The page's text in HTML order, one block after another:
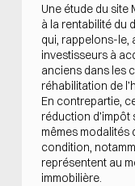
Une étude du site
à la rentabilité du
qui, rappelons-le,
investisseurs à
anciens dans les
réhabilitation de
En contrepartie,
réduction
mêmes modalités
condition,
représentent au
immobilière.